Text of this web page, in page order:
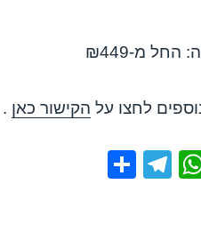
מ-₪449
לחצו על הקישור כאן .
W
T